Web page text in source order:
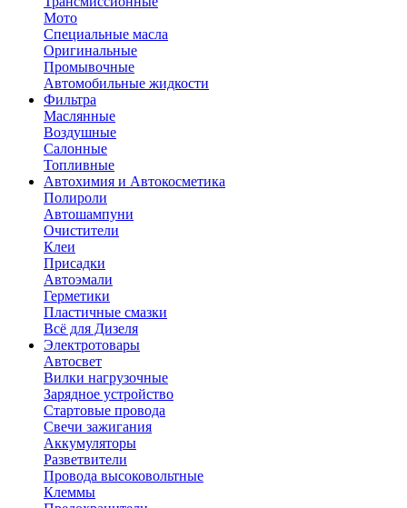
Мото
Специальные масла
Оригинальные
Промывочные
Автомобильные жидкости
Фильтра
Маслянные
Воздушные
Салонные
Топливные
Автохимия и Автокосметика
Полироли
Автошампуни
Очистители
Клеи
Присадки
Автоэмали
Герметики
Пластичные смазки
Всё для Дизеля
Электротовары
Автосвет
Вилки нагрузочные
Зарядное устройство
Стартовые провода
Свечи зажигания
Аккумуляторы
Разветвители
Провода высоковольтные
Клеммы